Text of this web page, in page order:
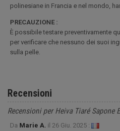
polinesiane in Francia e nel mondo,
PRECAUZIONE :
È possibile testare preventivamente
per verificare che nessuno dei suoi
sulla pelle.
Recensioni
Recensioni per Heiva Tiaré Sapone
Da Marie A. il 26 Giu. 2025 :